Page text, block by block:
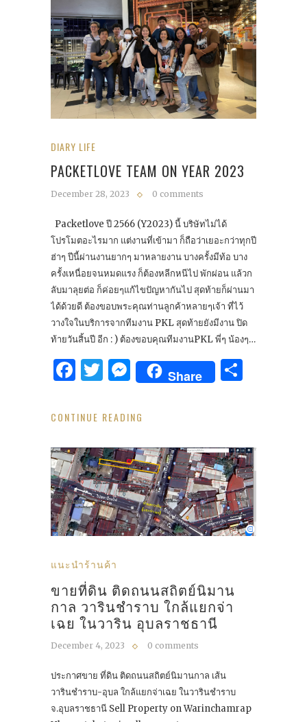
DIARY LIFE
PACKETLOVE TEAM ON YEAR 2023
December 28, 2023 0 comments
Packetlove ปี 2566 (Y2023) นี้ บริษัทไม่ได้
โปรโมตอะไรมาก แต่งานที่เข้ามา ก็ถือว่าเยอะกว่าทุกปี
ฮ่าๆ ปีนี้ผ่านงานยากๆ มาหลายงาน บางครั้งมีท้อ บาง
ครั้งเหนื่อยจนหมดแรง ก็ต้องหลีกหนีไป พักผ่อน แล้วก
ลับมาลุยต่อ ก็ค่อยๆแก้ไขปัญหากันไป สุดท้ายก็ผ่านมา
ได้ด้วยดี ต้องขอบพระคุณท่านลูกค้าหลายๆเจ้า ที่ไว้
วางใจในบริการจากทีมงาน PKL สุดท้ายยังมีงาน ปิด
ท้ายวันสิ้นปี อีก : ) ต้องขอบคุณทีมงานPKL พี่ๆ น้องๆ…
Facebook
Twitter
Messenger
Share
CONTINUE READING
แนะนำร้านค้า
ขายที่ดิน ติดถนนสถิตย์นิมาน
กาล วารินชำราบ ใกล้แยกจ่า
เฉย ในวาริน อุบลราชธานี
December 4, 2023 0 comments
ประกาศขาย ที่ดิน ติดถนนสถิตย์นิมานกาล เส้น
วารินชำราบ-อุบล ใกล้แยกจ่าเฉย ในวารินชำราบ
จ.อุบลราชธานี Sell Property on Warinchamrap